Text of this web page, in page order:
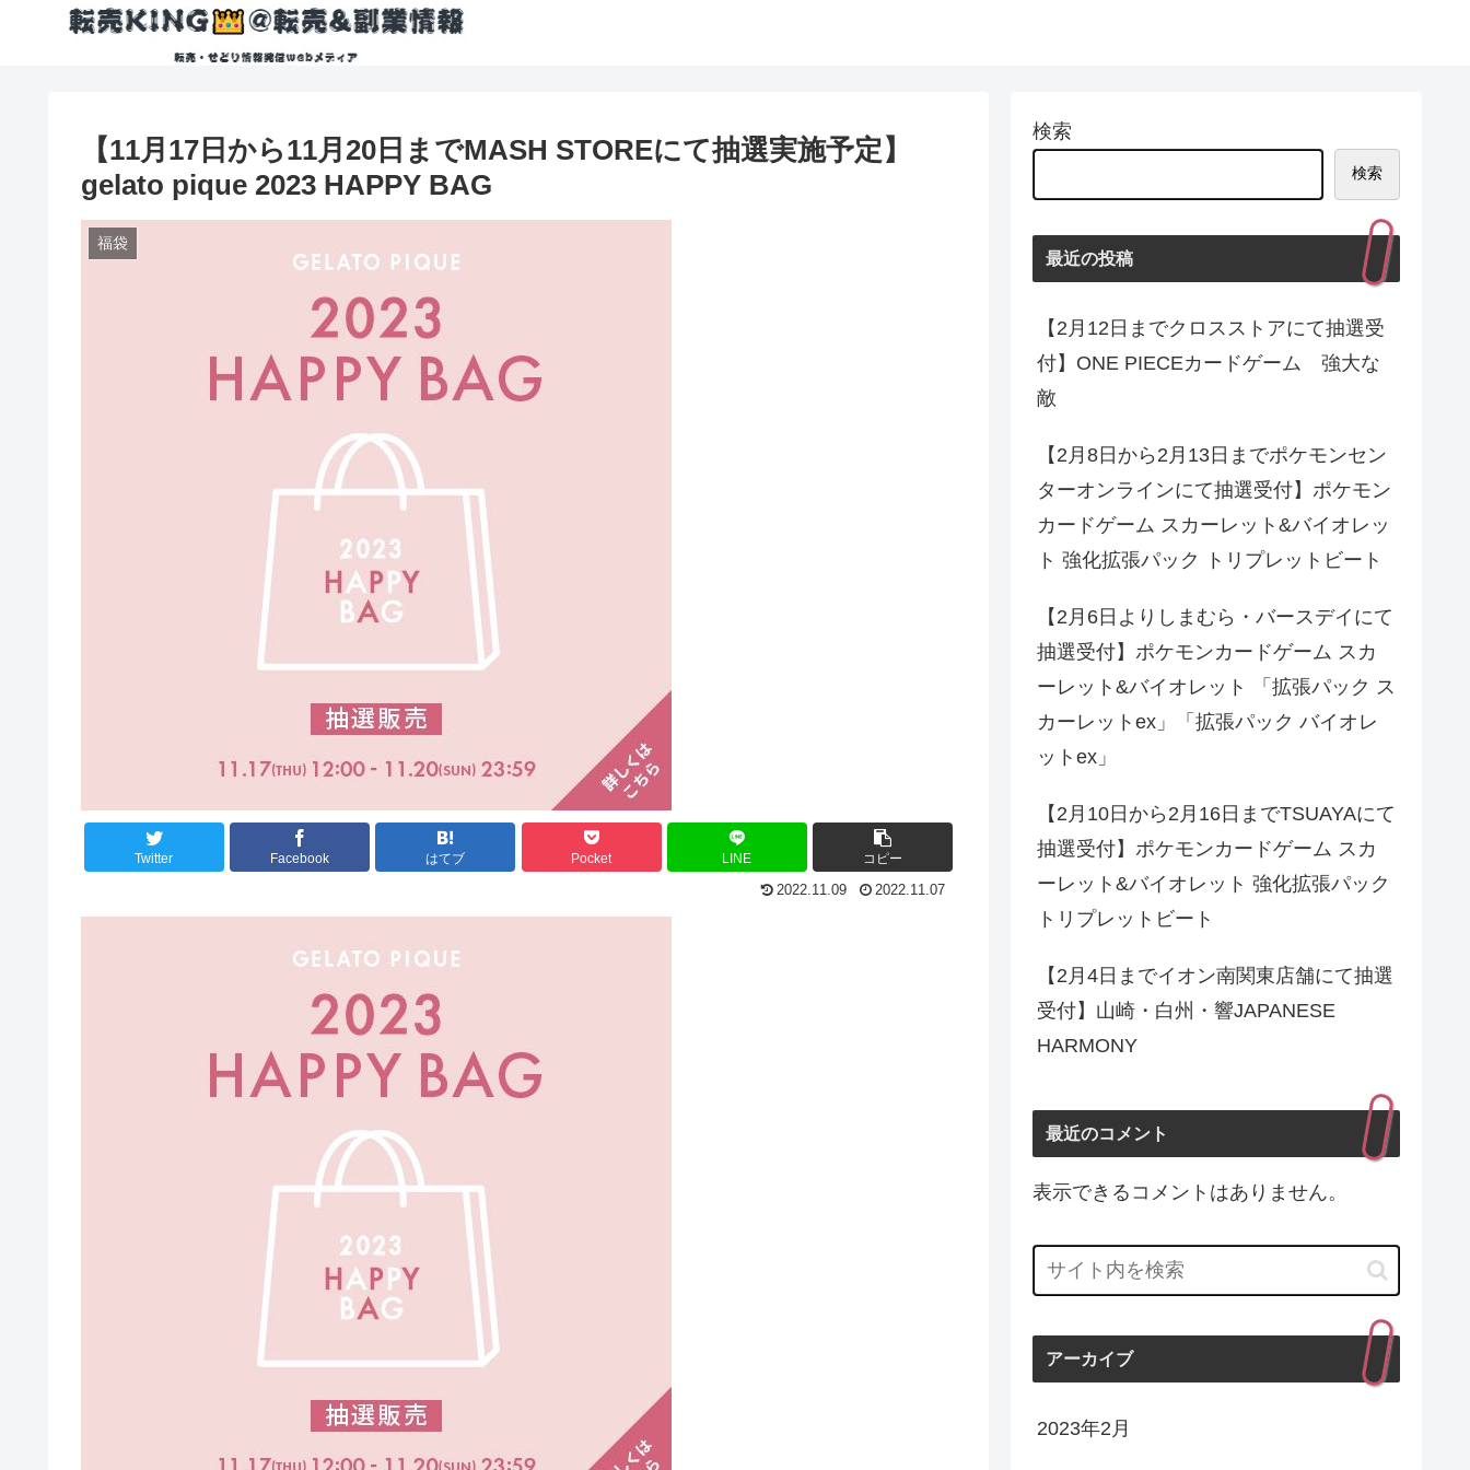
【11月17日から11月20日までMASH STOREにて抽選実施予定】
gelato pique 2023 HAPPY BAG
福袋
Twitter Facebook はてブ Pocket LINE コピー
2022.11.09 2022.11.07
検索
検索
最近の投稿
【2月12日までクロスストアにて抽選受
付】ONE PIECEカードゲーム 強大な
敵
【2月8日から2月13日までポケモンセン
ターオンラインにて抽選受付】ポケモン
カードゲーム スカーレット&バイオレッ
ト 強化拡張パック トリプレットビート
【2月6日よりしまむら・バースデイにて
抽選受付】ポケモンカードゲーム スカ
ーレット&バイオレット 「拡張パック ス
カーレットex」「拡張パック バイオレ
ットex」
【2月10日から2月16日までTSUAYAにて
抽選受付】ポケモンカードゲーム スカ
ーレット&バイオレット 強化拡張パック
トリプレットビート
【2月4日までイオン南関東店舗にて抽選
受付】山崎・白州・響JAPANESE
HARMONY
最近のコメント
表示できるコメントはありません。
アーカイブ
2023年2月